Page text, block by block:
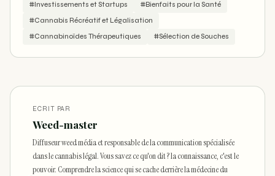
#Investissements et Startups
#Bienfaits pour la Santé
#Cannabis Récréatif et Légalisation
#Cannabinoïdes Thérapeutiques
#Sélection de Souches
ECRIT PAR
Weed-master
Diffuseur weed média et responsable de la communication spécialisée
dans le cannabis légal. Vous savez ce qu'on dit ? la connaissance, c'est le
pouvoir. Comprendre la science qui se cache derrière la médecine du